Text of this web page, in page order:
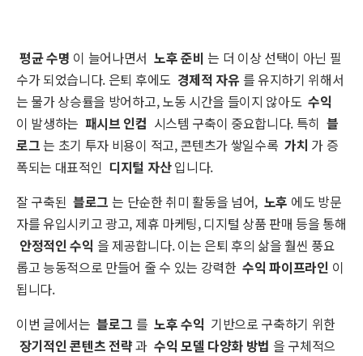
평균 수명 이 늘어나면서 노후 준비 는 더 이상 선택이 아닌 필
수가 되었습니다. 은퇴 후에도 경제적 자유 를 유지하기 위해서
는 물가 상승률을 방어하고, 노동 시간을 들이지 않아도 수익
이 발생하는 패시브 인컴 시스템 구축이 중요합니다. 특히 블
로그는 초기 투자 비용이 적고, 콘텐츠가 쌓일수록 가치 가 증
폭되는 대표적인 디지털 자산입니다.
잘 구축된 블로그 는 단순한 취미 활동을 넘어, 노후 에도 방문
자를 유입시키고 광고, 제휴 마케팅, 디지털 상품 판매 등을 통해
안정적인 수익 을 제공합니다. 이는 은퇴 후의 삶을 훨씬 풍요
롭고 능동적으로 만들어 줄 수 있는 강력한 수익 파이프라인 이
됩니다.
이번 글에서는 블로그 를 노후 수익 기반으로 구축하기 위한
장기적인 콘텐츠 전략과 수익 모델 다양화 방법 을 구체적으